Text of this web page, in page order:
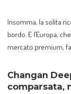
Insomma, la solita
bordo. E l’Europa,
mercato premium,
Changan
comparsata,